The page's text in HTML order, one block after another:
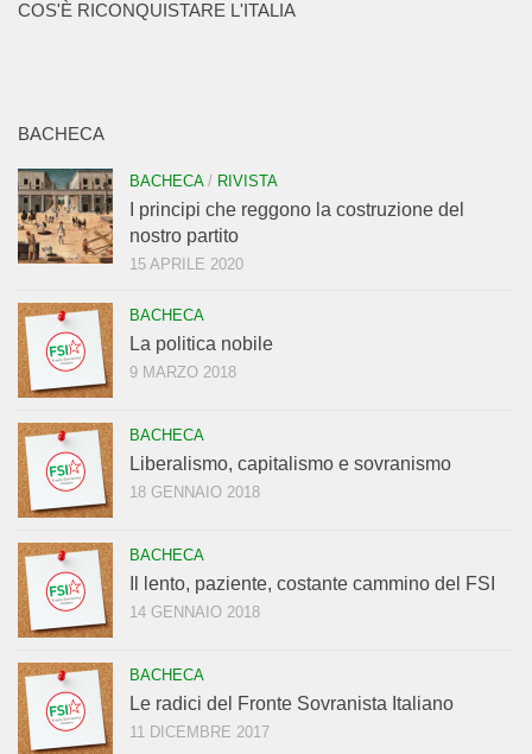
COS'È RICONQUISTARE L'ITALIA
BACHECA
BACHECA/ RIVISTA
I principi che reggono la costruzione del
nostro partito
15 APRILE 2020
BACHECA
La politica nobile
9 MARZO 2018
BACHECA
Liberalismo, capitalismo e sovranismo
18 GENNAIO 2018
BACHECA
Il lento, paziente, costante cammino del FSI
14 GENNAIO 2018
BACHECA
Le radici del Fronte Sovranista Italiano
11 DICEMBRE 2017